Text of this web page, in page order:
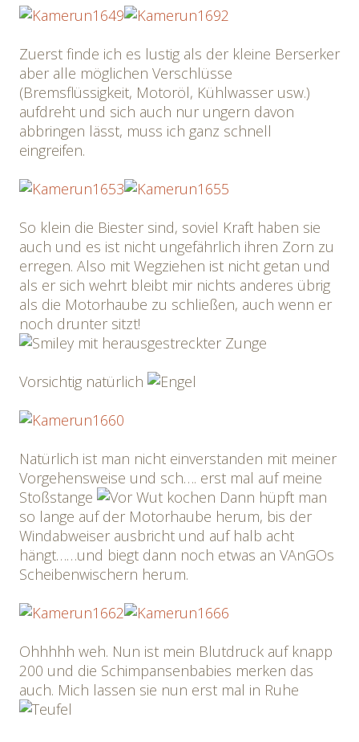
Zuerst finde ich es lustig als der kleine Berserker
aber alle möglichen Verschlüsse
(Bremsflüssigkeit, Motoröl, Kühlwasser usw.)
aufdreht und sich auch nur ungern davon
abbringen lässt, muss ich ganz schnell
eingreifen.
So klein die Biester sind, soviel Kraft haben sie
auch und es ist nicht ungefährlich ihren Zorn zu
erregen. Also mit Wegziehen ist nicht getan und
als er sich wehrt bleibt mir nichts anderes übrig
als die Motorhaube zu schließen, auch wenn er
noch drunter sitzt!
Vorsichtig natürlich
Natürlich ist man nicht einverstanden mit meiner
Vorgehensweise und sch…. erst mal auf meine
Stoßstange
Dann hüpft man
so lange auf der Motorhaube herum, bis der
Windabweiser ausbricht und auf halb acht
hängt……und biegt dann noch etwas an VAnGOs
Scheibenwischern herum.
Ohhhhh weh. Nun ist mein Blutdruck auf knapp
200 und die Schimpansenbabies merken das
auch. Mich lassen sie nun erst mal in Ruhe